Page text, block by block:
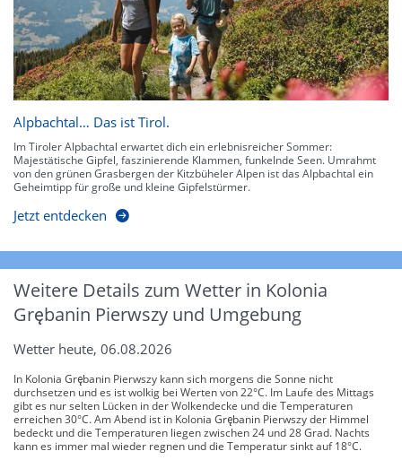
Alpbachtal… Das ist Tirol.
Im Tiroler Alpbachtal erwartet dich ein erlebnisreicher Sommer:
Majestätische Gipfel, faszinierende Klammen, funkelnde Seen. Umrahmt
von den grünen Grasbergen der Kitzbüheler Alpen ist das Alpbachtal ein
Geheimtipp für große und kleine Gipfelstürmer.
Jetzt entdecken
Weitere Details zum Wetter in Kolonia
Grębanin Pierwszy und Umgebung
Wetter heute, 06.08.2026
In Kolonia Grębanin Pierwszy kann sich morgens die Sonne nicht
durchsetzen und es ist wolkig bei Werten von 22°C. Im Laufe des Mittags
gibt es nur selten Lücken in der Wolkendecke und die Temperaturen
erreichen 30°C. Am Abend ist in Kolonia Grębanin Pierwszy der Himmel
bedeckt und die Temperaturen liegen zwischen 24 und 28 Grad. Nachts
kann es immer mal wieder regnen und die Temperatur sinkt auf 18°C.